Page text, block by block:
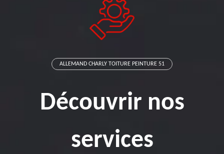
ALLEMAND CHARLY TOITURE PEINTURE 51
Découvrir nos
services